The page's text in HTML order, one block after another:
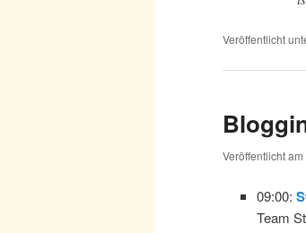
Veröffentlicht
Veröffentlicht am
09:00:
Team